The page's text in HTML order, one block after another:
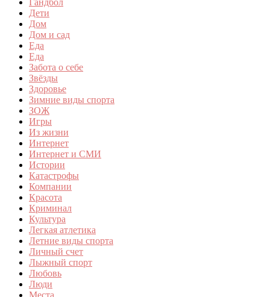
Гандбол
Дети
Дом
Дом и сад
Еда
Еда
Забота о себе
Звёзды
Здоровье
Зимние виды спорта
ЗОЖ
Игры
Из жизни
Интернет
Интернет и СМИ
Истории
Катастрофы
Компании
Красота
Криминал
Культура
Легкая атлетика
Летние виды спорта
Личный счет
Лыжный спорт
Любовь
Люди
Места